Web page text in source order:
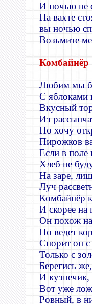
И ночью не
На вахте
вы ночью
Возьмите
Комбайнёр
Любим мы
С яблоками
Вкусный
Из
Но хочу
Пирожков
Если в поле
Хлеб не
На заре,
Луч
Комбайнёр
И скорее на
Он похож на
Но ведет
Спорит он
Только с
Берегись же
И кузнечик,
Вот уже
Ровный,в